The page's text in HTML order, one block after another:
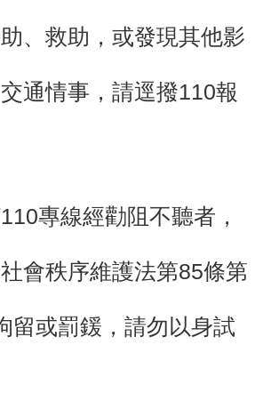
、救助，或發現其他影
通情事，請逕撥110報
專線經勸阻不聽者，
會秩序維護法第85條第
留或罰鍰，請勿以身試